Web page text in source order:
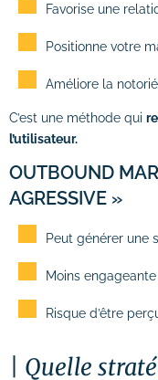
Favorise une
Positionne votre
Améliore la
C’est une méthode qui
l’utilisateur.
OUTBOUND
AGRESSIVE »
Peut générer une
Moins
Risque d’être
Quelle